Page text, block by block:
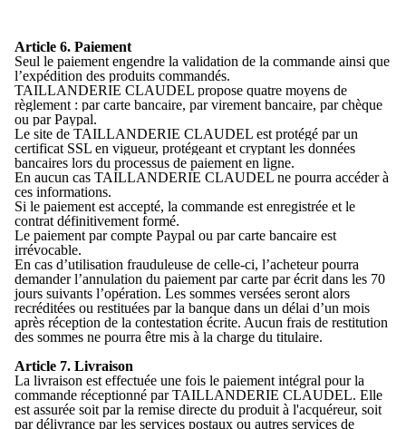
Article 6. Paiement
Seul le paiement engendre la validation de la commande ainsi que
l’expédition des produits commandés.
TAILLANDERIE CLAUDEL propose quatre moyens de
règlement : par carte bancaire, par virement bancaire, par chèque
ou par Paypal.
Le site de TAILLANDERIE CLAUDEL est protégé par un
certificat SSL en vigueur, protégeant et cryptant les données
bancaires lors du processus de paiement en ligne.
En aucun cas TAILLANDERIE CLAUDEL ne pourra accéder à
ces informations.
Si le paiement est accepté, la commande est enregistrée et le
contrat définitivement formé.
Le paiement par compte Paypal ou par carte bancaire est
irrévocable.
En cas d’utilisation frauduleuse de celle-ci, l’acheteur pourra
demander l’annulation du paiement par carte par écrit dans les 70
jours suivants l’opération. Les sommes versées seront alors
recréditées ou restituées par la banque dans un délai d’un mois
après réception de la contestation écrite. Aucun frais de restitution
des sommes ne pourra être mis à la charge du titulaire.
Article 7. Livraison
La livraison est effectuée une fois le paiement intégral pour la
commande réceptionné par TAILLANDERIE CLAUDEL. Elle
est assurée soit par la remise directe du produit à l'acquéreur, soit
par délivrance par les services postaux ou autres services de